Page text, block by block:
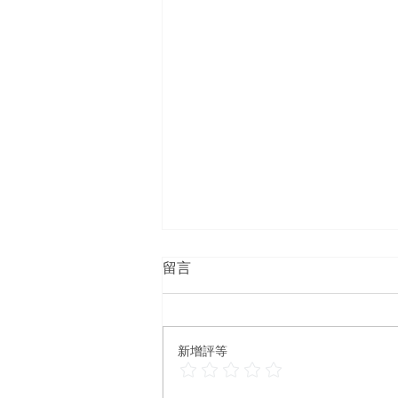
留言
新增評等